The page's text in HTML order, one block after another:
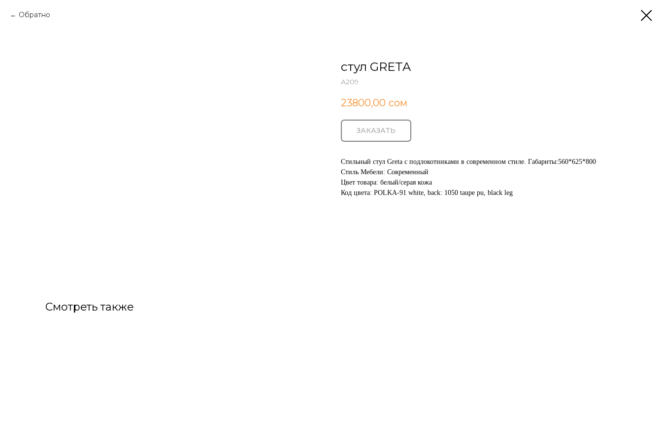
Обратно
стул GRETA
A209
23800,00 сом
ЗАКАЗАТЬ
Стильный стул Greta с подлокотниками в современном стиле. Габариты:560*625*800
Стиль Мебели: Cовременный
Цвет товара: белый/серая кожа
Код цвета: POLKA-91 white, back: 1050 taupe pu, black leg
Смотреть также